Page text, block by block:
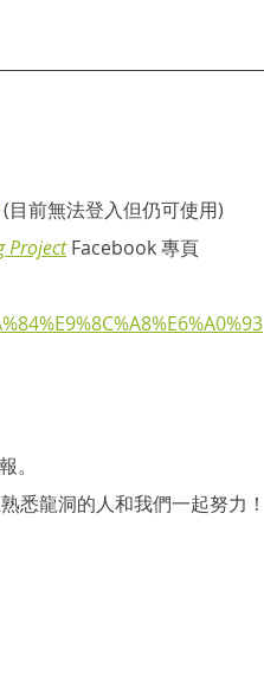
(目前無法登入但仍可使用)
Project Facebook 專頁
。
悉龍洞的人和我們一起努力！